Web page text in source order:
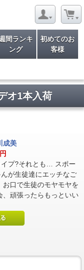
間ランキ
ング
初めてのお
客様
オ1本入荷
成美
円
プ?それとも… スポー
が生徒達にエッチなご
お口で生徒のモヤモヤを
、頑張ったらもっといい